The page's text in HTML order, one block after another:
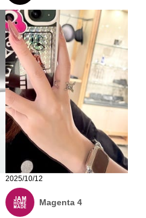
2025/10/12
Magenta 4